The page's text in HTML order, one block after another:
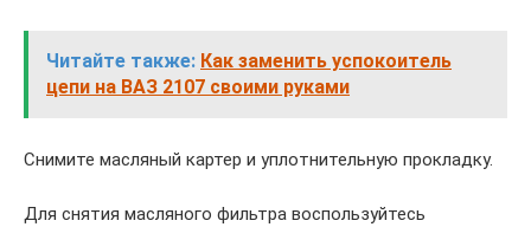
Читайте также: Как заменить успокоитель
цепи на ВАЗ 2107 своими руками
Снимите масляный картер и уплотнительную прокладку.
Для снятия масляного фильтра воспользуйтесь